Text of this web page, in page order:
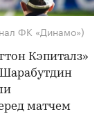
ФК «Динамо»)
Кэпиталз»
матчем